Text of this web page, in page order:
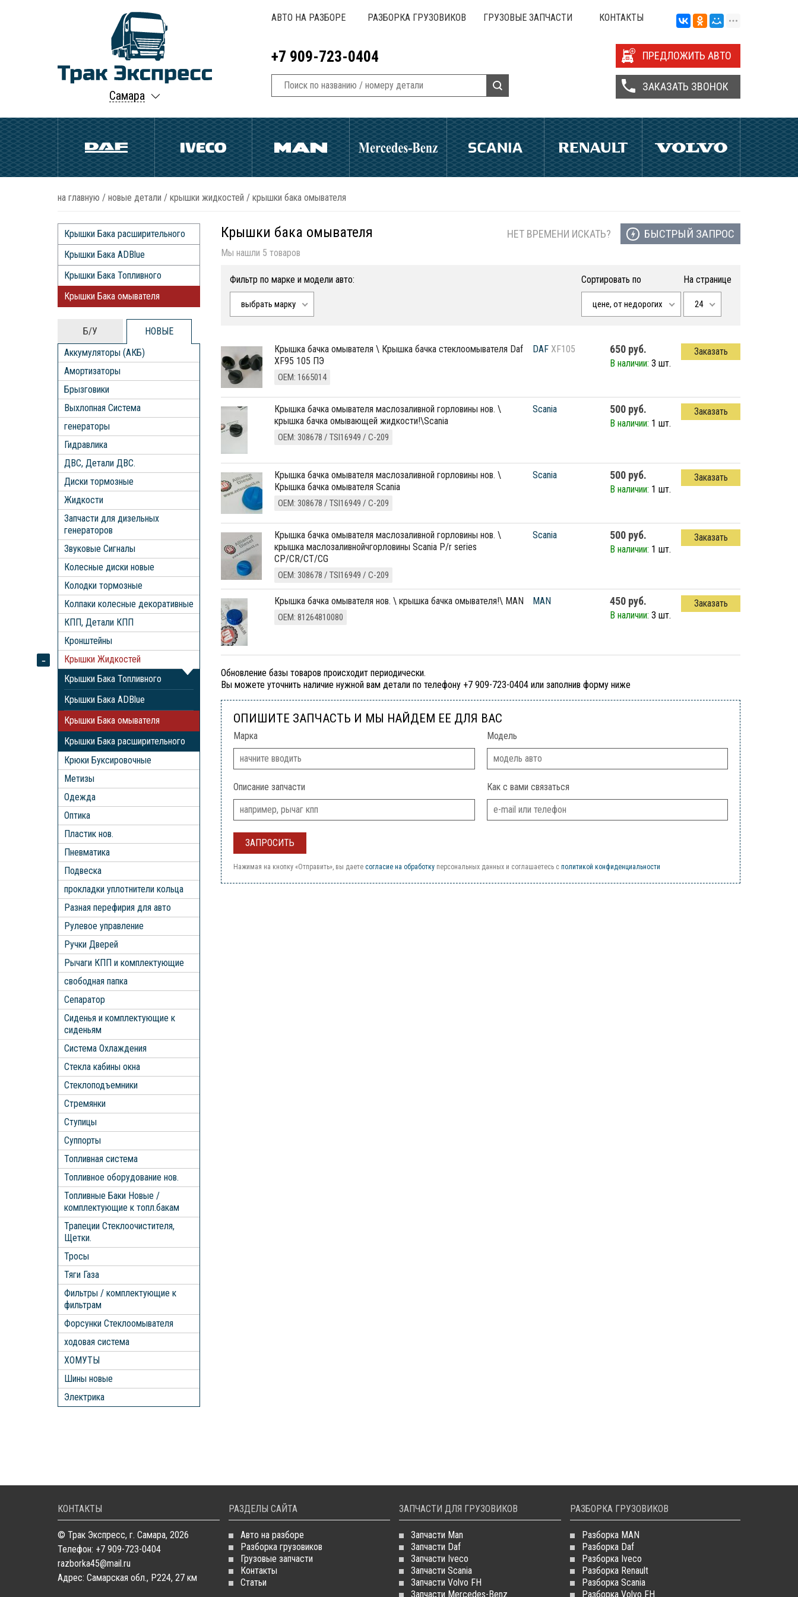
Самара
АВТО НА РАЗБОРЕ РАЗБОРКА ГРУЗОВИКОВ ГРУЗОВЫЕ ЗАПЧАСТИ КОНТАКТЫ
+7 909-723-0404 ПРЕДЛОЖИТЬ АВТО
ЗАКАЗАТЬ ЗВОНОК
на главную / новые детали / крышки жидкостей / крышки бака омывателя
Крышки Бака расширительного
Крышки Бака ADBlue
Крышки Бака Топливного
Крышки Бака омывателя
Б/У
НОВЫЕ
Аккумуляторы (АКБ)
Амортизаторы
Брызговики
Выхлопная Система
генераторы
Гидравлика
ДВС, Детали ДВС.
Диски тормозные
Жидкости
Запчасти для дизельных
генераторов
Звуковые Сигналы
Колесные диски новые
Колодки тормозные
Колпаки колесные декоративные
КПП, Детали КПП
Кронштейны
Крышки Жидкостей
Крышки Бака Топливного
Крышки Бака ADBlue
Крышки Бака омывателя
Крышки Бака расширительного
Крюки Буксировочные
Метизы
Одежда
Оптика
Пластик нов.
Пневматика
Подвеска
прокладки уплотнители кольца
Разная перефирия для авто
Рулевое управление
Ручки Дверей
Рычаги КПП и комплектующие
свободная папка
Сепаратор
Сиденья и комплектующие к
сиденьям
Система Охлаждения
Стекла кабины окна
Стеклоподъемники
Стремянки
Ступицы
Суппорты
Топливная система
Топливное оборудование нов.
Топливные Баки Новые /
комплектующие к топл.бакам
Трапеции Стеклоочистителя,
Щетки.
Тросы
Тяги Газа
Фильтры / комплектующие к
фильтрам
Форсунки Стеклоомывателя
ходовая система
ХОМУТЫ
Шины новые
Электрика
Крышки бака омывателя
Мы нашли 5 товаров
НЕТ ВРЕМЕНИ ИСКАТЬ? БЫСТРЫЙ ЗАПРОС
Фильтр по марке и модели авто:
выбрать марку
Сортировать по
цене, от недорогих
На странице
24
крышка бачка омывателя \ Крышка бачка стеклоомывателя Daf
XF95 105 ПЭ
ОЕМ: 1665014
DAF XF105 650 руб.
В наличии: 3 шт.
Заказать
крышка бачка омывателя маслозаливной горловины нов. \
крышка бачка омывающей жидкости!\Scania
ОЕМ: 308678 / TSI16949 / С-209
Scania 500 руб.
В наличии: 1 шт.
Заказать
крышка бачка омывателя маслозаливной горловины нов. \
Крышка бачка омывателя Scania
ОЕМ: 308678 / TSI16949 / С-209
Scania 500 руб.
В наличии: 1 шт.
Заказать
крышка бачка омывателя маслозаливной горловины нов. \
крышка маслозаливнойчгорловины Scania P/r series
CP/CR/CT/CG
ОЕМ: 308678 / TSI16949 / С-209
Scania 500 руб.
В наличии: 1 шт.
Заказать
крышка бачка омывателя нов. \ крышка бачка омывателя!\ MAN
ОЕМ: 81264810080
MAN 450 руб.
В наличии: 3 шт.
Заказать
Обновление базы товаров происходит периодически.
Вы можете уточнить наличие нужной вам детали по телефону +7 909-723-0404 или заполнив форму ниже
ОПИШИТЕ ЗАПЧАСТЬ И МЫ НАЙДЕМ ЕЕ ДЛЯ ВАС
Марка Модель
Описание запчасти Как с вами связаться
Нажимая на кнопку «Отправить», вы даете согласие на обработку персональных данных и соглашаетесь c политикой конфиденциальности
КОНТАКТЫ
© Трак Экспресс, г. Самара, 2026
Телефон: +7 909-723-0404
razborka45@mail.ru
Адрес: Самарская обл., Р224, 27 км
РАЗДЕЛЫ САЙТА
Авто на разборе
Разборка грузовиков
Грузовые запчасти
Контакты
Статьи
ЗАПЧАСТИ ДЛЯ ГРУЗОВИКОВ
Запчасти Man
Запчасти Daf
Запчасти Iveco
Запчасти Scania
Запчасти Volvo FH
Запчасти Mercedes-Benz
РАЗБОРКА ГРУЗОВИКОВ
Разборка MAN
Разборка Daf
Разборка Iveco
Разборка Renault
Разборка Scania
Разборка Volvo FH